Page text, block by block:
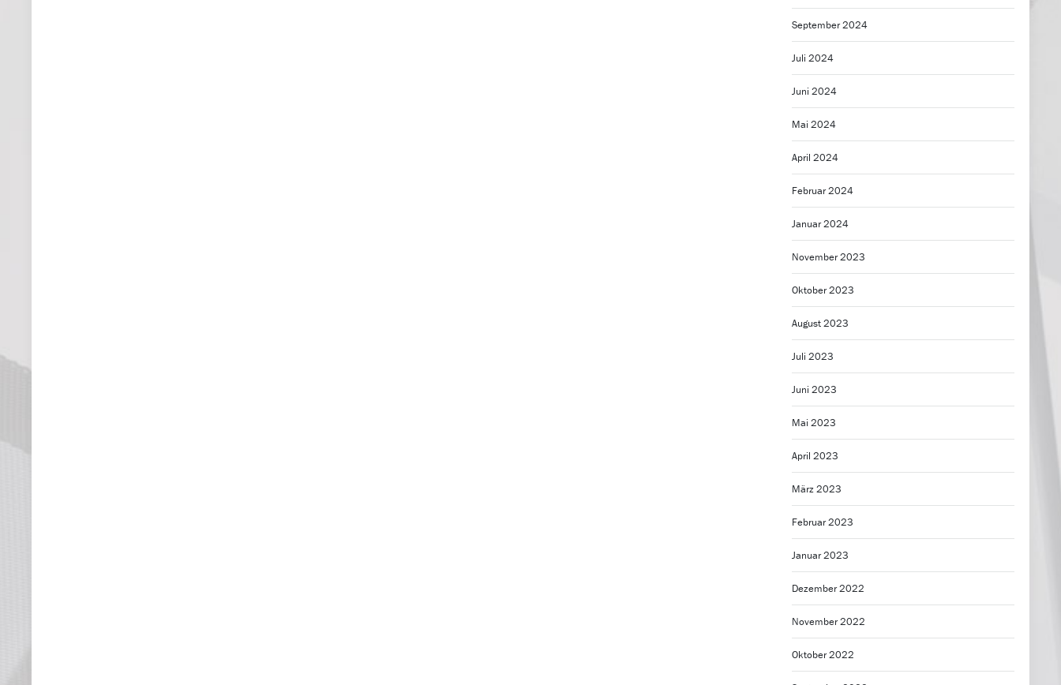
September 2024
Juli 2024
Juni 2024
Mai 2024
April 2024
Februar 2024
Januar 2024
November 2023
Oktober 2023
August 2023
Juli 2023
Juni 2023
Mai 2023
April 2023
März 2023
Februar 2023
Januar 2023
Dezember 2022
November 2022
Oktober 2022